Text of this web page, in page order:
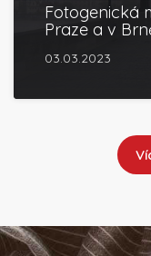
Fotogenická
Praze a v
03.03.2023